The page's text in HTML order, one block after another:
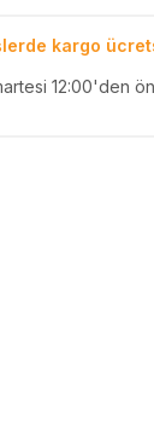
kargo
12:00'den